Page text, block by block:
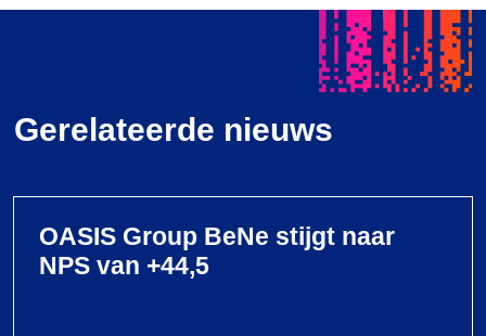
Gerelateerde nieuws
OASIS Group BeNe stijgt naar
NPS van +44,5